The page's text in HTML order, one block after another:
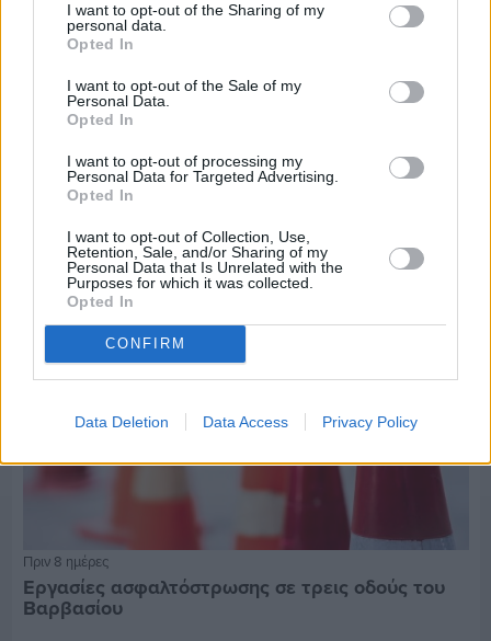
I want to opt-out of the Sharing of my
personal data.
Opted In
I want to opt-out of the Sale of my
Personal Data.
Opted In
I want to opt-out of processing my
Personal Data for Targeted Advertising.
Opted In
I want to opt-out of Collection, Use,
Retention, Sale, and/or Sharing of my
Personal Data that Is Unrelated with the
Purposes for which it was collected.
Opted In
CONFIRM
Data Deletion Data Access Privacy Policy
Πριν 8 ημέρες
Τρίτος στη σφαιροβολία στη διεθνή συνάντηση
Ελλάδας–Κύπρου Κ18 ο Δημήτρης Τέλλιος
Πριν 8 ημέρες
Εργασίες ασφαλτόστρωσης σε τρεις οδούς του
Βαρβασίου